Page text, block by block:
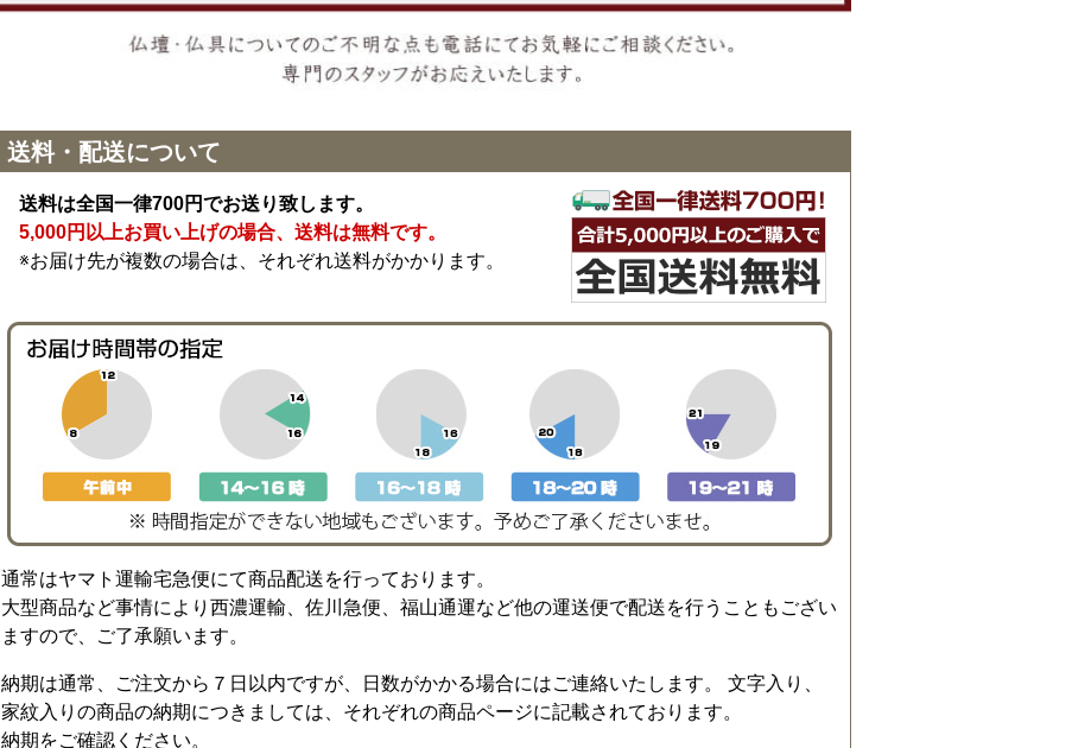
送料・配送について
送料は全国一律700円でお送り致します。
5,000円以上お買い上げの場合、送料は無料です。
※お届け先が複数の場合は、それぞれ送料がかかります。
通常はヤマト運輸宅急便にて商品配送を行っております。
大型商品など事情により西濃運輸、佐川急便、福山通運など他の運送便で配送を行うこともござい
ますので、ご了承願います。
納期は通常、ご注文から７日以内ですが、日数がかかる場合にはご連絡いたします。 文字入り、
家紋入りの商品の納期につきましては、それぞれの商品ページに記載されております。
納期をご確認ください。